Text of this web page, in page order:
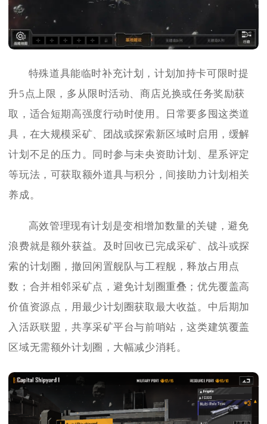
特殊道具能临时补充计划，计划加持卡可限时提
升5点上限，多从限时活动、商店兑换或任务奖励获
取，适合短期高强度行动时使用。日常要多囤这类道
具，在大规模采矿、团战或探索新区域时启用，缓解
计划不足的压力。同时参与未央资助计划、星系评定
等玩法，可获取额外道具与积分，间接助力计划相关
养成。
高效管理现有计划是变相增加数量的关键，避免
浪费就是额外获益。及时回收已完成采矿、战斗或探
索的计划圈，撤回闲置舰队与工程舰，释放占用点
数；合并相邻采矿点，避免计划圈重叠；优先覆盖高
价值资源点，用最少计划圈获取最大收益。中后期加
入活跃联盟，共享采矿平台与前哨站，这类建筑覆盖
区域无需额外计划圈，大幅减少消耗。